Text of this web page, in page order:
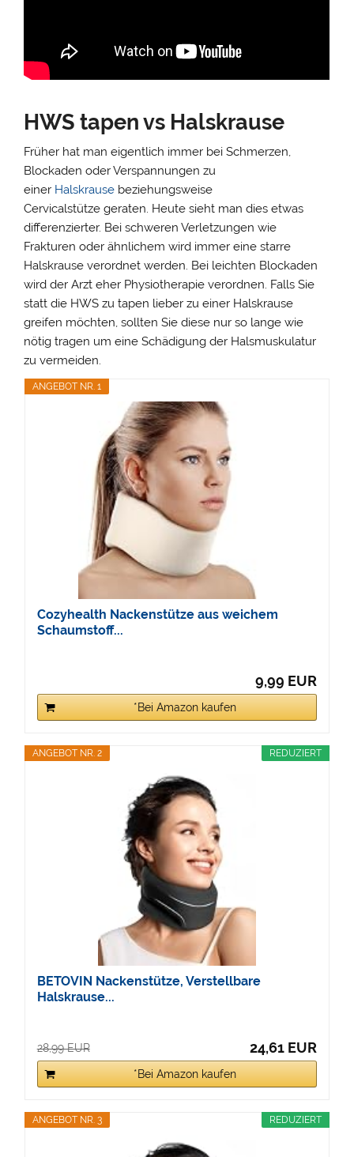
HWS tapen vs Halskrause
Früher hat man eigentlich immer bei Schmerzen,
Blockaden oder Verspannungen zu
einer Halskrause beziehungsweise
Cervicalstütze geraten. Heute sieht man dies etwas
differenzierter. Bei schweren Verletzungen wie
Frakturen oder ähnlichem wird immer eine starre
Halskrause verordnet werden. Bei leichten Blockaden
wird der Arzt eher Physiotherapie verordnen. Falls Sie
statt die HWS zu tapen lieber zu einer Halskrause
greifen möchten, sollten Sie diese nur so lange wie
nötig tragen um eine Schädigung der Halsmuskulatur
zu vermeiden.
ANGEBOT NR. 1
Cozyhealth Nackenstütze aus weichem
Schaumstoff...
9,99 EUR
*Bei Amazon kaufen
REDUZIERT
ANGEBOT NR. 2
BETOVIN Nackenstütze, Verstellbare
Halskrause...
28,99 EUR 24,61 EUR
*Bei Amazon kaufen
REDUZIERT
ANGEBOT NR. 3